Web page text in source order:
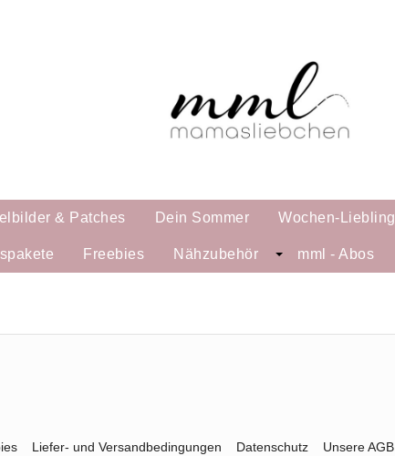
& Patches Dein Sommer Wochen-Liebling
Freebies Nähzubehör mml - Abos
Liefer- und Versandbedingungen Datenschutz Unsere AGB